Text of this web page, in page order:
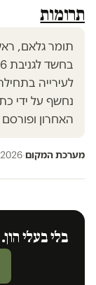
תרומות
תומר גלאם,
לעירייה
נחשף על ידי
האחרון
מערכת המקום·
בלי בעלי